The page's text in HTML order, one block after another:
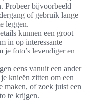
Probeer bijvoorbeeld
of gebruik lange
leggen.
kunnen een groot
in op interessante
je foto’s levendiger en
eens vanuit een ander
knieën zitten om een
maken, of zoek juist een
te krijgen.